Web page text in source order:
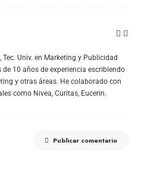
Tec. Univ. en Marketing y Publicidad
de 10 años de experiencia escribiendo
y otras áreas. He colaborado con
como Nivea, Curitas, Eucerin.
Publicar comentario